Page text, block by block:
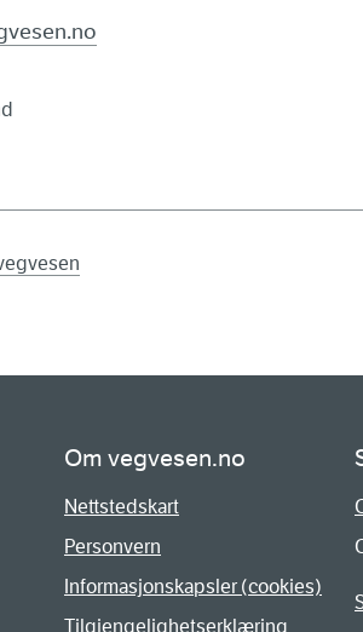
Om vegvesen.no
Nettstedskart
Personvern
Informasjonskapsler (cookies)
Tilgjengelighetserklæring